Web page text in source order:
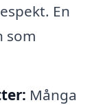
En
som
Många